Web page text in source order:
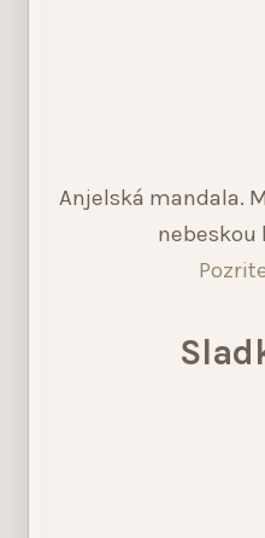
Anjelská mandala.
nebeskou